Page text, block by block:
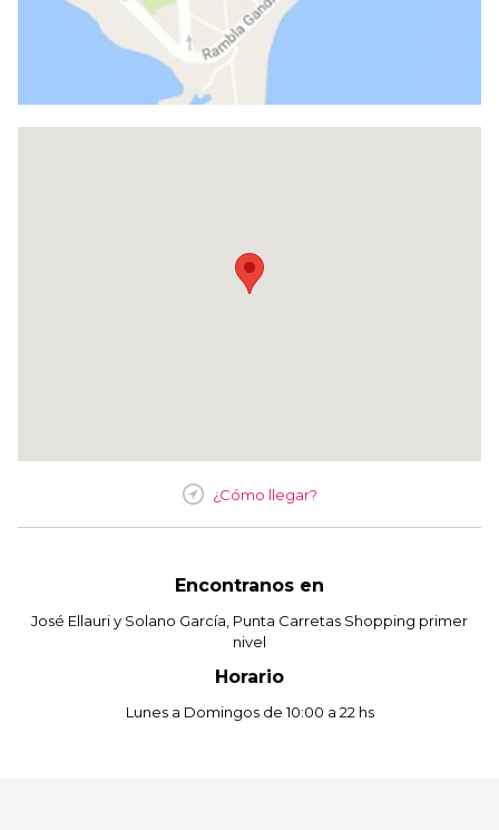
¿Cómo llegar?
Encontranos en
José Ellauri y Solano García, Punta Carretas Shopping primer
nivel
Horario
Lunes a Domingos de 10:00 a 22 hs